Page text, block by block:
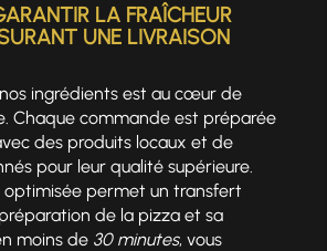
LA FRAÎCHEUR
UNE LIVRAISON
ingrédients est au cœur de
Chaque commande est préparée
des produits locaux et de
pour leur qualité supérieure.
optimisée permet un transfert
de la pizza et sa
moins de 30 minutes, vous